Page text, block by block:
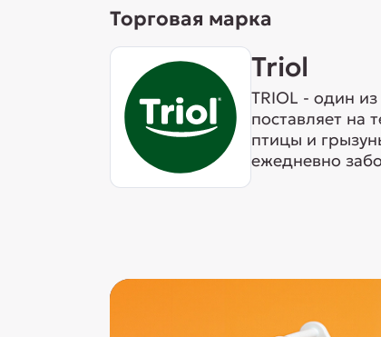
Торговая марка
Triol
TRIOL - один
поставляет
птицы и
ежедневно